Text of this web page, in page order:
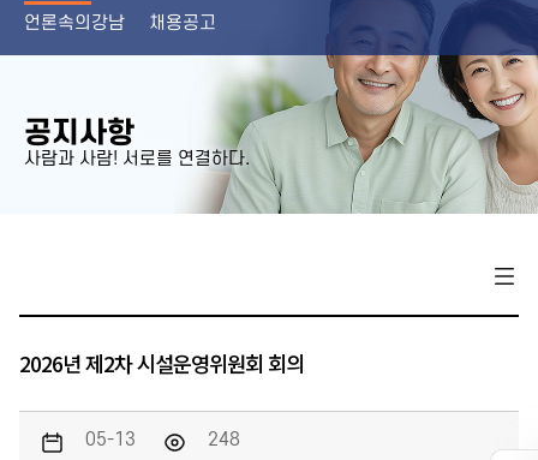
언론속의강남
채용공고
공지사항
사람과 사람! 서로를 연결하다.
2026년 제2차 시설운영위원회 회의
05-13 248